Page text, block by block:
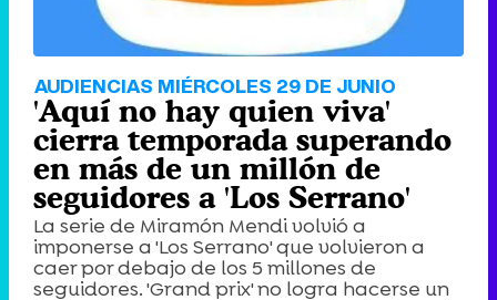
AUDIENCIAS MIÉRCOLES 29 DE JUNIO
'Aquí no hay quien viva'
cierra temporada superando
en más de un millón de
seguidores a 'Los Serrano'
La serie de Miramón Mendi volvió a
imponerse a 'Los Serrano' que volvieron a
caer por debajo de los 5 millones de
seguidores. 'Grand prix' no logra hacerse un